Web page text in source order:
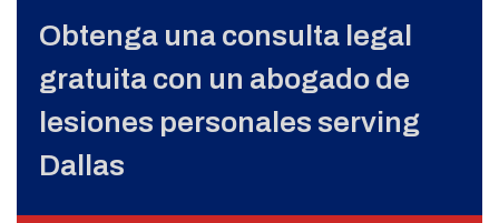
Obtenga una consulta legal
gratuita con un abogado de
lesiones personales serving
Dallas